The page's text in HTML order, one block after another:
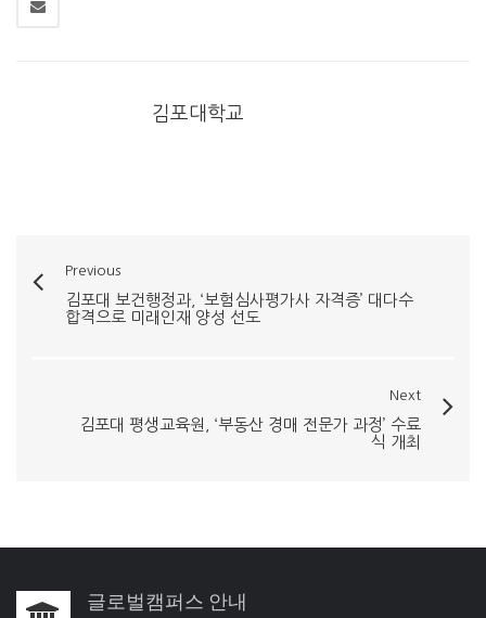
김포대학교
Previous
김포대 보건행정과, ‘보험심사평가사 자격증’ 대다수
합격으로 미래인재 양성 선도
Next
김포대 평생교육원, ‘부동산 경매 전문가 과정’ 수료
식 개최
글로벌캠퍼스 안내